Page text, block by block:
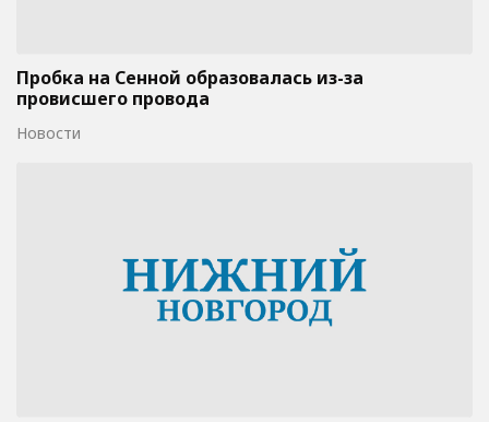
Пробка на Сенной образовалась из-за
провисшего провода
Новости